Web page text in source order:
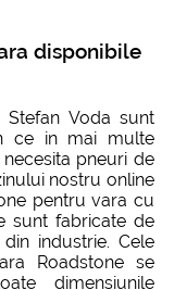
disponibile
Voda sunt
ce in mai multe
pneuri de
nostru online
pentru vara cu
sunt fabricate de
industrie. Cele
Roadstone se
dimensiunile